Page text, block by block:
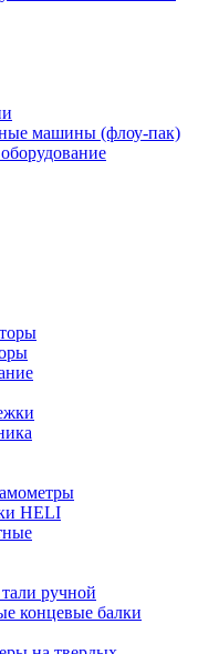
машины (флоу-пак)
HELI
ручной
концевые балки